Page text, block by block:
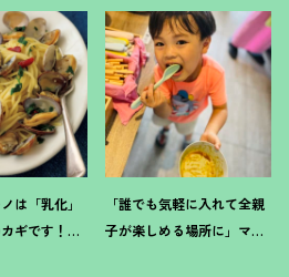
は「乳化」
ギです ！ プ
「誰でも気軽に入れて全親
子が楽しめる場所に」ママ